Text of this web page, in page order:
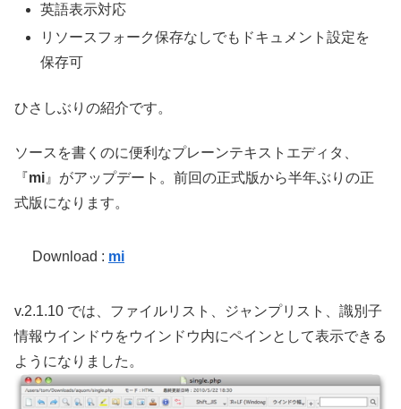
英語表示対応
リソースフォーク保存なしでもドキュメント設定を
保存可
ひさしぶりの紹介です。
ソースを書くのに便利なプレーンテキストエディタ、
『mi 』がアップデート。前回の正式版から半年ぶりの正
式版になります。
Download : mi
v.2.1.10 では、ファイルリスト、ジャンプリスト、識別子
情報ウインドウをウインドウ内にペインとして表示できる
ようになりました。